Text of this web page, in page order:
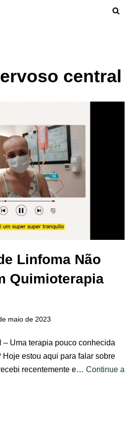
central
Linfoma Não
Quimioterapia
maio de 2023
– Uma terapia pouco conhecida
estou aqui para falar sobre
recentemente e… Continue a